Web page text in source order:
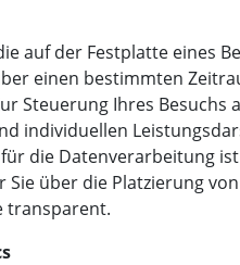
auf der Festplatte eines
einen bestimmten
Steuerung Ihres Besuchs
individuellen
die Datenverarbeitung ist
Sie über die Platzierung
transparent.